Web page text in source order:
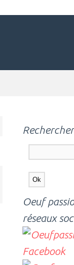
Rechercher
Oeuf
réseaux